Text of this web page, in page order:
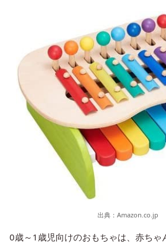
出典： Amazon.co.jp
0歳～1歳児向けのおもちゃは、赤ちゃ